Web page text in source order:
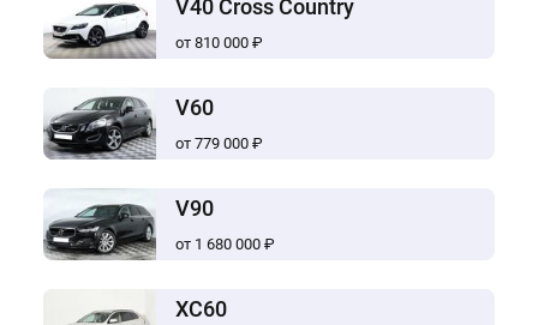
V40 Cross Country
от 810 000 ₽
V60
от 779 000 ₽
V90
от 1 680 000 ₽
XC60